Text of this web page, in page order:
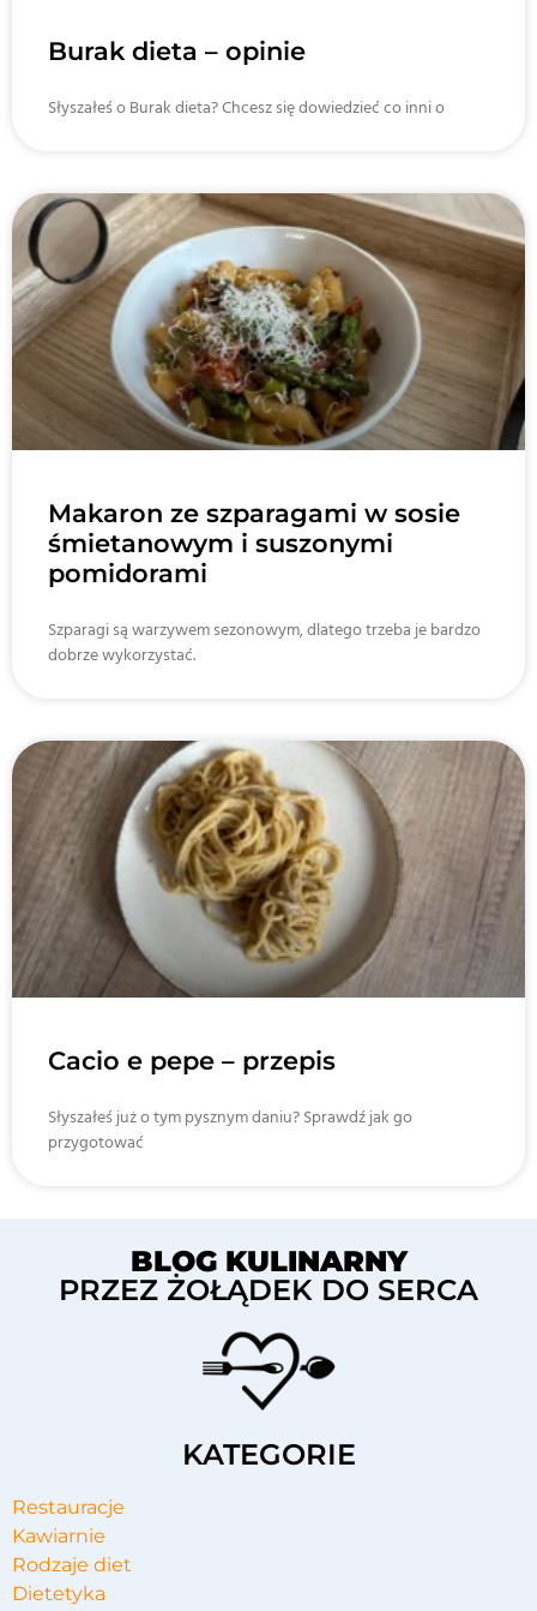
Burak dieta – opinie
Słyszałeś o Burak dieta? Chcesz się dowiedzieć co inni o
Makaron ze szparagami w sosie
śmietanowym i suszonymi
pomidorami
Szparagi są warzywem sezonowym, dlatego trzeba je bardzo
dobrze wykorzystać.
Cacio e pepe – przepis
Słyszałeś już o tym pysznym daniu? Sprawdź jak go
przygotować
BLOG KULINARNY
PRZEZ ŻOŁĄDEK DO SERCA
KATEGORIE
Restauracje
Kawiarnie
Rodzaje diet
Dietetyka